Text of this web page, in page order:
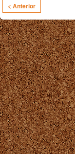
< Anterior